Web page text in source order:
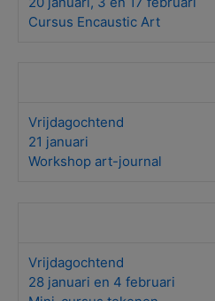
Cursus Encaustic Art
Vrijdagochtend
21 januari
Workshop art-journal
Vrijdagochtend
28 januari en 4 februari